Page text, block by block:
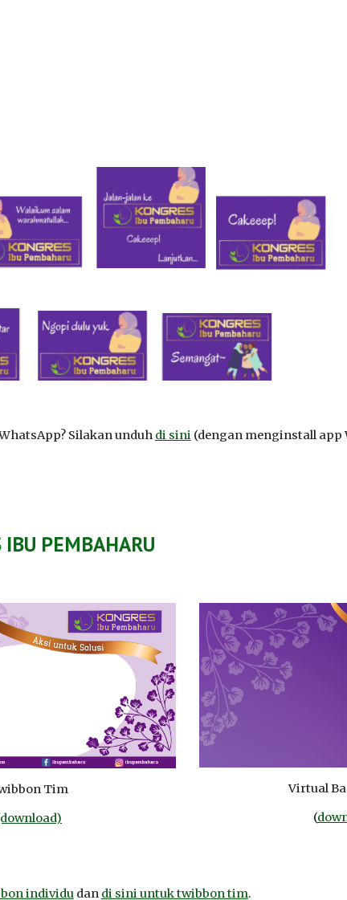
Silakan unduh di sini(dengan menginstall app
IBU PEMBAHARU
Tim
Virtual
(
individudan di sini untuk twibbon tim.